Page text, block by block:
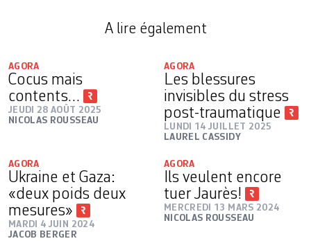
A lire également
AGORA
Cocus mais
contents…
JEUDI 28 AOÛT 2025
NICOLAS ROUSSEAU
AGORA
Les blessures
invisibles du stress
post-traumatique
LUNDI 14 JUILLET 2025
LAUREL CASSIDY
AGORA
Ukraine et Gaza:
«deux poids deux
mesures»
MARDI 4 JUIN 2024
JACOB BERGER
AGORA
Ils veulent encore
tuer Jaurès!
MERCREDI 13 MARS 2024
NICOLAS ROUSSEAU